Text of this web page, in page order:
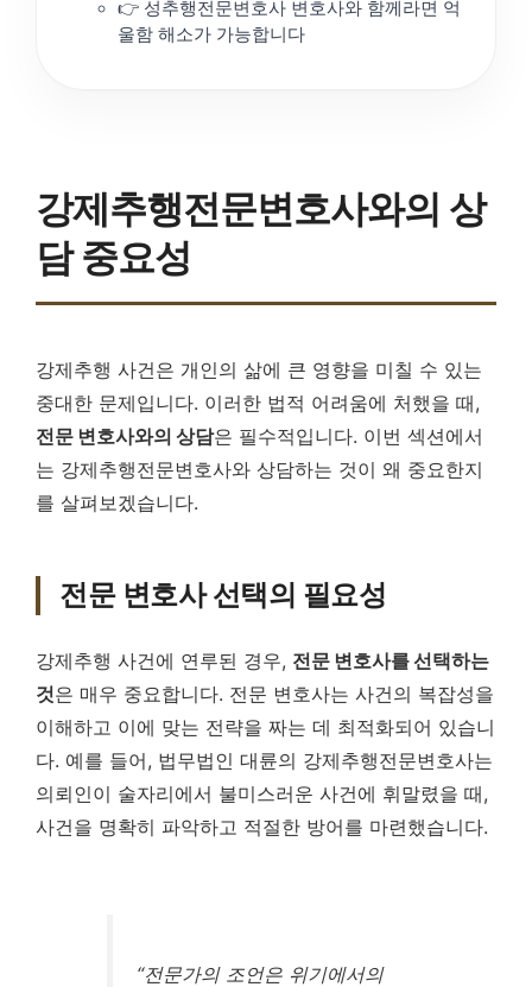
👉 성추행전문변호사 변호사와 함께라면 억
울함 해소가 가능합니다
강제추행전문변호사와의 상
담 중요성
강제추행 사건은 개인의 삶에 큰 영향을 미칠 수 있는
중대한 문제입니다. 이러한 법적 어려움에 처했을 때,
전문 변호사와의 상담은 필수적입니다. 이번 섹션에서
는 강제추행전문변호사와 상담하는 것이 왜 중요한지
를 살펴보겠습니다.
전문 변호사 선택의 필요성
강제추행 사건에 연루된 경우, 전문 변호사를 선택하는
것은 매우 중요합니다. 전문 변호사는 사건의 복잡성을
이해하고 이에 맞는 전략을 짜는 데 최적화되어 있습니
다. 예를 들어, 법무법인 대륜의 강제추행전문변호사는
의뢰인이 술자리에서 불미스러운 사건에 휘말렸을 때,
사건을 명확히 파악하고 적절한 방어를 마련했습니다.
“전문가의 조언은 위기에서의